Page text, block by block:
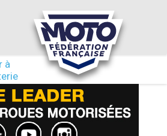
à
(30)
2026 au 23/08/2026